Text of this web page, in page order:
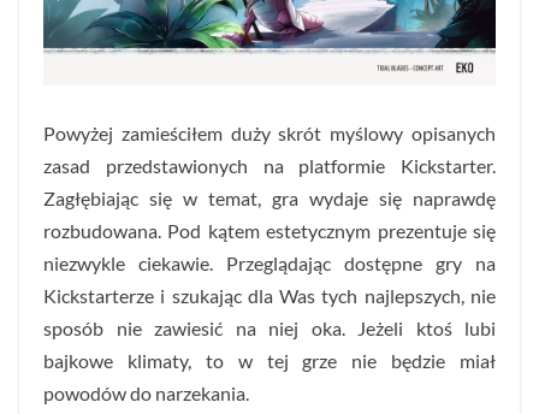
Powyżej zamieściłem duży skrót myślowy opisanych
zasad przedstawionych na platformie Kickstarter.
Zagłębiając się w temat, gra wydaje się naprawdę
rozbudowana. Pod kątem estetycznym prezentuje się
niezwykle ciekawie. Przeglądając dostępne gry na
Kickstarterze i szukając dla Was tych najlepszych, nie
sposób nie zawiesić na niej oka. Jeżeli ktoś lubi
bajkowe klimaty, to w tej grze nie będzie miał
powodów do narzekania.